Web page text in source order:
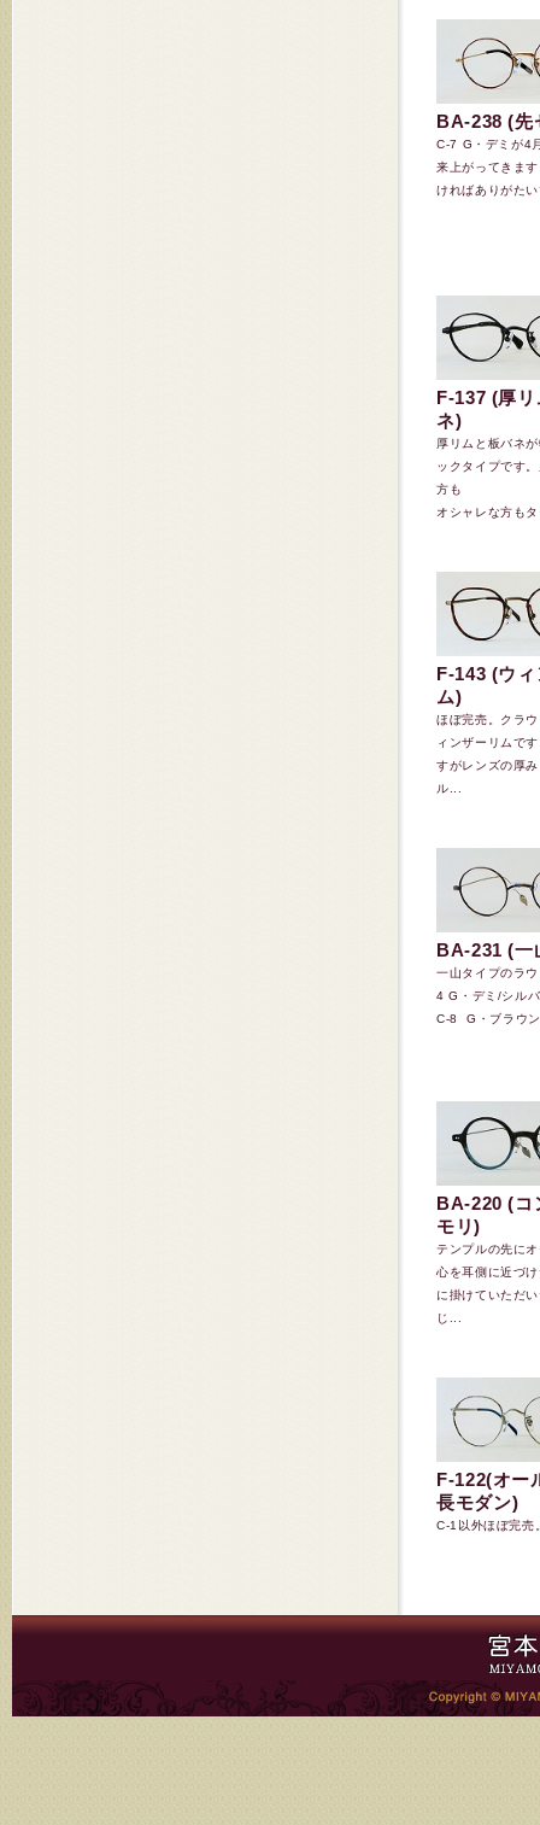
BA-238 (先
C-7 G・デミが4
来上がってきま
ければありがた
F-137 (厚
ネ)
厚リムと板バネ
ックタイプです
方も
オシャレな方も
F-143 (ウ
ム)
ほぼ完売。クラ
ィンザーリムで
すがレンズの厚
ル...
BA-231 (一
一山タイプのラ
4 G・デミ/シル
C-8 G・ブラウ
BA-220 (コ
モリ)
テンプルの先に
心を耳側に近づ
に掛けていただ
じ...
F-122(オー
長モダン)
C-1以外ほぼ完売